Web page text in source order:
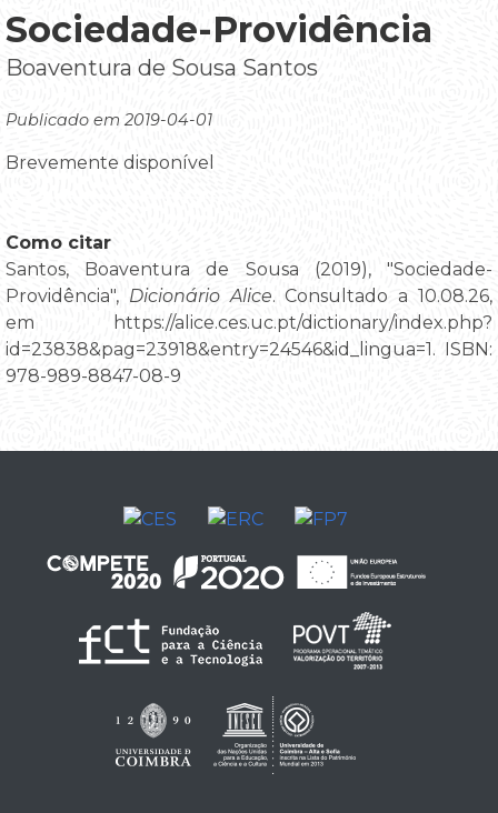
Sociedade-Providência
Boaventura de Sousa Santos
Publicado em 2019-04-01
Brevemente disponível
Como citar
Santos, Boaventura de Sousa (2019), "Sociedade-
Providência", Dicionário Alice. Consultado a 10.08.26,
em https://alice.ces.uc.pt/dictionary/index.php?
id=23838&pag=23918&entry=24546&id_lingua=1. ISBN:
978-989-8847-08-9